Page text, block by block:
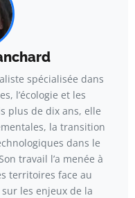
spécialisée dans
l’écologie et les
plus de dix ans, elle
la transition
dans le
travail l’a menée à
territoires face au
les enjeux de la